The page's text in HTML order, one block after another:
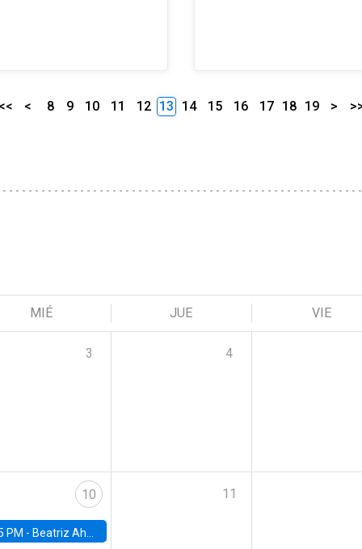
< 8 9 10 11 12 13 14 15 16 17 18 19 >
MIÉ JUE VIE
3 4
10
PM - Beatriz Ahumada, PhD candidate, Universidad de Pittsburgh
11